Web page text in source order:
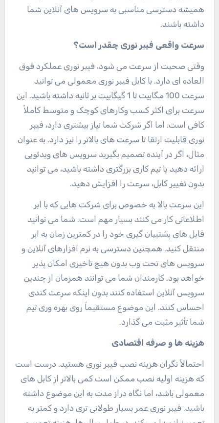
همیشه دسترسی مناسبی به سرویس های آنلاین شما
داشته باشند.
سرعت واقعی فیبر نوری چقدر است؟
وقتی صحبت از سرعت می شود، فیبر نوری عملکرد فوق
العاده ای دارد. با کابل فیبر نوری معمولی می توانید
سرعت 100 مگابیت تا 1 گیگابیت بر ثانیه داشته باشید. این
سرعت برای اکثر کسب وکارهای کوچک و متوسط کاملاً
کافی است. اما اگر شرکت شما نیاز بیشتری دارد، فیبر
نوری قابلیت ارتقا تا سرعت های بالاتر را نیز دارد. به عنوان
مثال، اگر در آینده تصمیم بگیرید سرویس های ویدئویی
ارائه دهید یا تیم کاری بزرگتری داشته باشید، می توانید
بدون تغییر کابل، سرعت را افزایش دهید.
این سرعت بالا به خصوص برای شرکت هایی که با ابر
اطلاعاتی کار می کنند بسیار مهم است. شما می توانید
فایل های پشتیبان گیری خود را در کمترین زمان به ابر
منتقل کنید. همچنین دسترسی به نرم افزارهای آنلاین و
سرویس های تحت وب بدون هیچ تاخیری امکان پذیر
خواهد بود. کارمندان شما می توانند همزمان از چندین
سرویس آنلاین استفاده کنند بدون اینکه سرعت کندی
احساس کنند. این موضوع مستقیماً روی بهره وری تیم
شما تأثیر مثبت می گذارد.
هزینه ها و صرفه اقتصادی
احتمالاً نگران هزینه نصب فیبر نوری هستید. درست است
که هزینه اولیه نصب ممکن است کمی بالاتر از کابل های
معمولی باشد، اما نگاه دراز مدت به این موضوع داشته
باشید. فیبر نوری عمر بسیار طولانی تری دارد و کمتر به